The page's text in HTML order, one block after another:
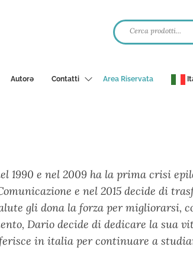
Autorә Contatti Area Riservata
1990 e nel 2009 ha la prima crisi
e nel 2015 decide di
gli dona la forza per migliorarsi,
Dario decide di dedicare la
in italia per continuare a